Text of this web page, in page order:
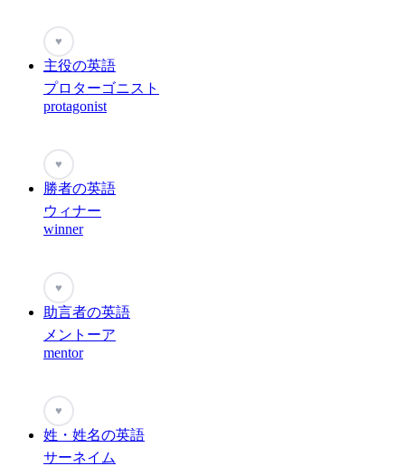
♥
主役の英語
プロターゴニスト
protagonist
♥
勝者の英語
ウィナー
winner
♥
助言者の英語
メントーア
mentor
♥
姓・姓名の英語
サーネイム